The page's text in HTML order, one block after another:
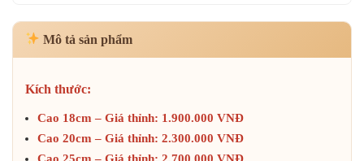
Mô tả sản phẩm
Kích thước:
Cao 18cm – Giá thỉnh: 1.900.000 VNĐ
Cao 20cm – Giá thỉnh: 2.300.000 VNĐ
Cao 25cm – Giá thỉnh: 2.700.000 VNĐ